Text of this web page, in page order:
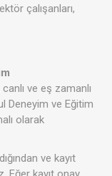
çalışanları,
ve eş zamanlı
Deneyim ve Eğitim
olarak
ve kayıt